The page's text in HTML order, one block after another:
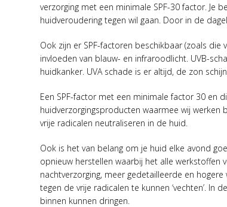
verzorging met een minimale SPF-30 factor. Je
huidveroudering tegen wil gaan. Door in de
Ook zijn er SPF-factoren beschikbaar (zoals die
invloeden van blauw- en infraroodlicht. UVB-
huidkanker. UVA schade is er altijd, de zon
Een SPF-factor met een minimale factor 30 en
huidverzorgingsproducten waarmee wij
vrije radicalen neutraliseren in de huid.
Ook is het van belang om je huid elke avond
opnieuw herstellen waarbij het alle
nachtverzorging, meer gedetailleerde en
tegen de vrije radicalen te kunnen ‘vechten’.
binnen kunnen dringen.